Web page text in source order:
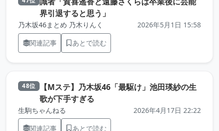
界引退すると思う」
乃木坂46まとめ 乃木りんく
2026年5月1日 15:58
関連記事
あとで読む
48位
【Mステ】乃木坂46「最駆け」池田瑛紗の生
歌が下手すぎる
生駒ちゃんねる
2026年4月17日 22:22
関連記事
あとで読む